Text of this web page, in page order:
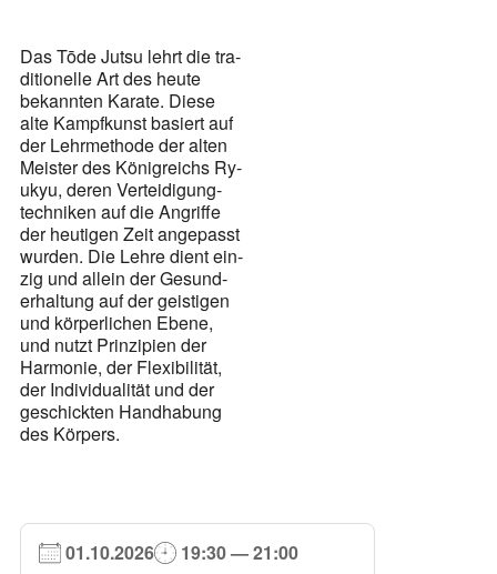
Das Tōde Jutsu lehrt die tra­
di­tio­nel­le Art des heu­te
bekann­ten Ka­ra­te. Die­se
alte Kampf­kunst ba­siert auf
der Lehr­me­tho­de der al­ten
Mei­ster des Kö­nig­reichs Ry­
ukyu, de­ren Ver­tei­di­gung­
tech­ni­ken auf die An­grif­fe
der heu­ti­gen Zeit an­ge­passt
wur­den. Die Leh­re dient ein­
zig und al­lein der Ge­sund­
erhal­tung auf der gei­sti­gen
und kör­per­li­chen Ebe­ne,
und nutzt Prin­zi­pi­en der
Har­mo­nie, der Fle­xi­bi­li­tät,
der In­di­vi­dua­li­tät und der
ge­schick­ten Hand­ha­bung
des Kör­pers.
01.10.2026
19:30 — 21:00